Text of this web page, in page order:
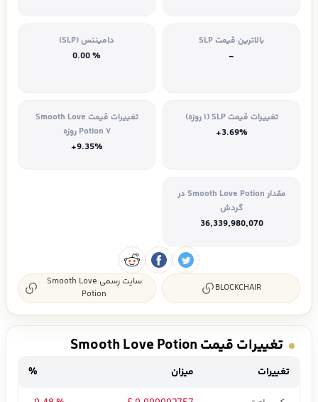
بالاترین قیمت SLP
-
دامیننس (SLP)
% 0.00
تغییرات قیمت SLP (۱ روزه)
+3.69%
تغییرات قیمت Smooth Love
Potion ۷ روزه
+9.35%
مقدار Smooth Love Potion در
گردش
36,339,980,070
BLOCKCHAIR
سایت رسمی Smooth Love
Potion
تغییرات قیمت Smooth Love Potion
تغییرات میزان
%